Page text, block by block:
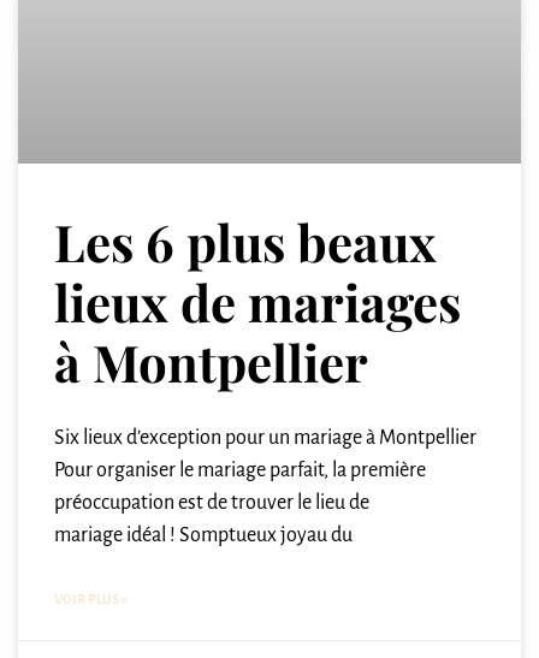
Les 6 plus beaux
lieux de mariages
à Montpellier
Six lieux d’exception pour un mariage à Montpellier
Pour organiser le mariage parfait, la première
préoccupation est de trouver le lieu de
mariage idéal ! Somptueux joyau du
VOIR PLUS »